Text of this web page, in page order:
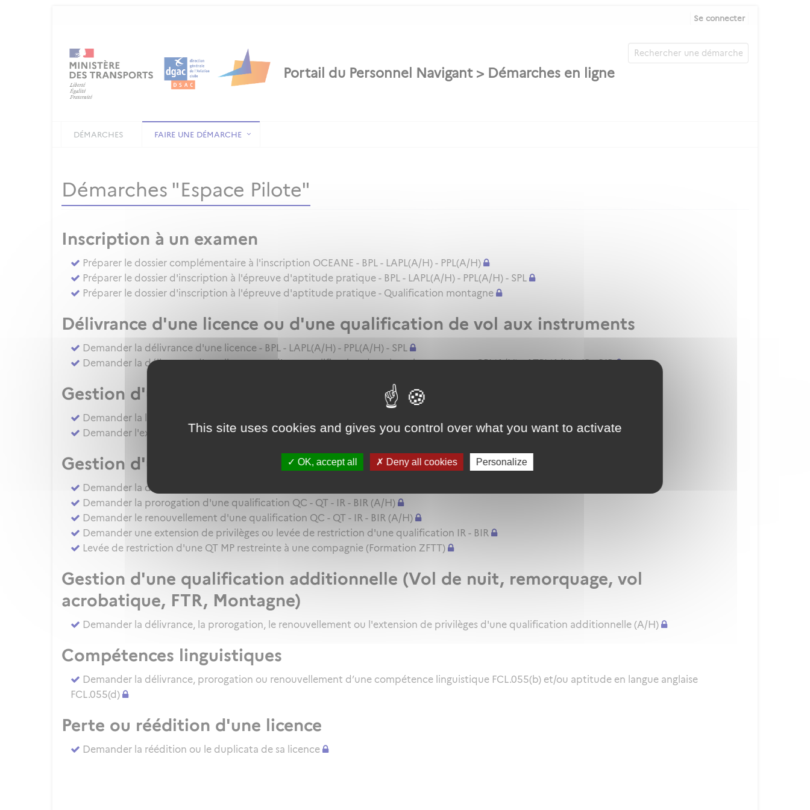
This site uses cookies and gives you control over what you want to activate
OK, accept all Deny all cookies Personalize
Se connecter
DÉMARCHES FAIRE UNE DÉMARCHE
Démarches "Espace Pilote"
Inscription à un examen
Préparer le dossier complémentaire à l'inscription OCEANE - BPL - LAPL(A/H) - PPL(A/H)
Préparer le dossier d'inscription à l'épreuve d'aptitude pratique - BPL - LAPL(A/H) - PPL(A/H) - SPL
Préparer le dossier d'inscription à l'épreuve d'aptitude pratique - Qualification montagne
Délivrance d'une licence ou d'une qualification de vol aux instruments
Demander la délivrance d'une licence - BPL - LAPL(A/H) - PPL(A/H) - SPL
Demander la délivrance d'une licence ou d'une qualification de vol aux instruments - CPL(A/H) - ATPL(A/H) - IR - BIR
Gestion d'une licence
Demander la levée de restriction d'une licence - LAPL(A) - SPL
Demander l'extension de privilèges d'une licence - BPL - SPL
Gestion d'une qualification (QC/QT/IR)
Demander la délivrance d'une QC - QT(A/H)
Demander la prorogation d'une qualification QC - QT - IR - BIR (A/H)
Demander le renouvellement d'une qualification QC - QT - IR - BIR (A/H)
Demander une extension de privilèges ou levée de restriction d'une qualification IR - BIR
Levée de restriction d'une QT MP restreinte à une compagnie (Formation ZFTT)
Gestion d'une qualification additionnelle (Vol de nuit, remorquage, vol
acrobatique, FTR, Montagne)
Demander la délivrance, la prorogation, le renouvellement ou l'extension de privilèges d'une qualification additionnelle (A/H)
Compétences linguistiques
Demander la délivrance, prorogation ou renouvellement d’une compétence linguistique FCL.055(b) et/ou aptitude en langue anglaise
FCL.055(d)
Perte ou réédition d'une licence
Demander la réédition ou le duplicata de sa licence